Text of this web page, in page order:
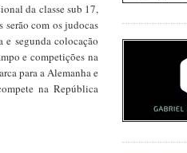
da classe sub 17,
serão com os judocas
e segunda colocação
e competições na
para a Alemanha e
na República